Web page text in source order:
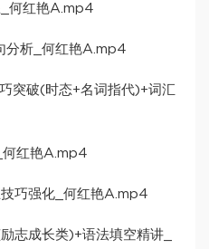
何红艳A.mp4
分析_何红艳A.mp4
突破(时态+名词指代)+词汇
何红艳A.mp4
巧强化_何红艳A.mp4
志成长类)+语法填空精讲_